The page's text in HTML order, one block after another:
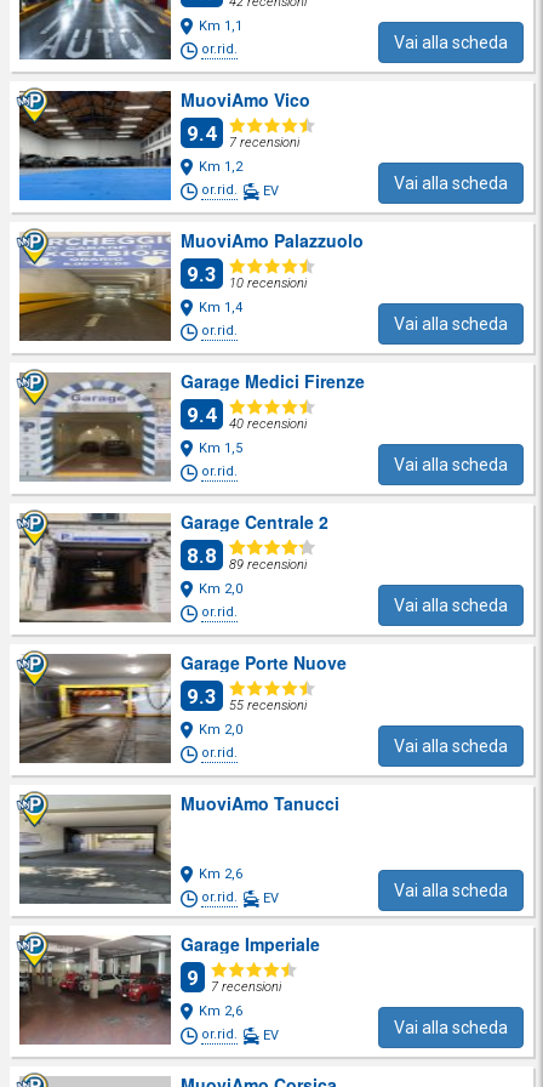
Km 1,1
or.rid.
Vai alla scheda
MuoviAmo Vico
9.4
7 recensioni
Km 1,2
or.rid.
EV Vai alla scheda
MuoviAmo Palazzuolo
9.3
10 recensioni
Km 1,4
or.rid.
Vai alla scheda
Garage Medici Firenze
9.4
40 recensioni
Km 1,5
or.rid.
Vai alla scheda
Garage Centrale 2
8.8
89 recensioni
Km 2,0
or.rid.
Vai alla scheda
Garage Porte Nuove
9.3
55 recensioni
Km 2,0
or.rid.
Vai alla scheda
MuoviAmo Tanucci
Km 2,6
or.rid.
EV Vai alla scheda
Garage Imperiale
9
7 recensioni
Km 2,6
or.rid.
EV Vai alla scheda